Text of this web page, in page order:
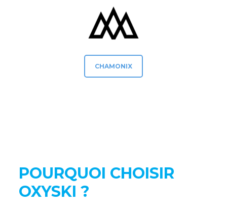
CHAMONIX
POURQUOI CHOISIR
OXYSKI ?